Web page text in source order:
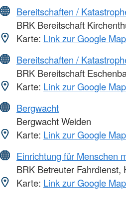
Bereitschaften /
BRK Bereitschaft
Karte: Link zur Google
Bereitschaften /
BRK Bereitschaft
Karte: Link zur Google
Bergwacht
Bergwacht Weiden
Karte: Link zur Google
Einrichtung für Menschen
BRK Betreuter Fahrdienst,
Karte: Link zur Google